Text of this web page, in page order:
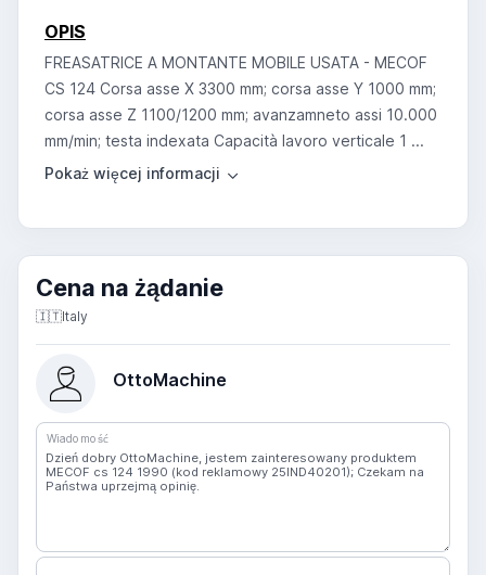
OPIS
FREASATRICE A MONTANTE MOBILE USATA - MECOF
CS 124 Corsa asse X 3300 mm; corsa asse Y 1000 mm;
corsa asse Z 1100/1200 mm; avanzamneto assi 10.000
mm/min; testa indexata Capacità lavoro verticale 1 ...
Cena na żądanie
🇮🇹Italy
OttoMachine
Wiadomość